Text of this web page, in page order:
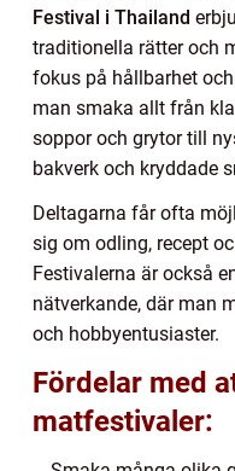
Festival i Thailand
traditionella rätter och
fokus på hållbarhet
man smaka allt från
soppor och grytor till
bakverk och kryddade
Deltagarna får ofta
sig om odling, recept
Festivalerna är också
nätverkande, där man
och hobbyentusiaster.
Fördelar med
matfestivaler: